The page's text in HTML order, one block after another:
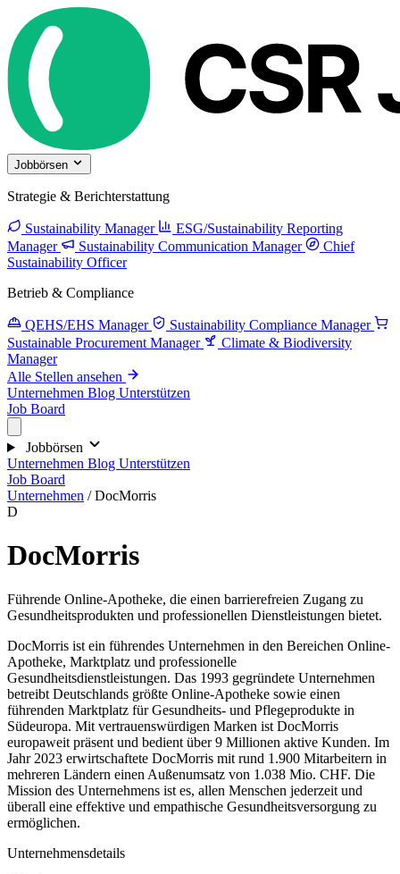
Jobbörsen
Strategie & Berichterstattung
Sustainability Manager
ESG/Sustainability Reporting
Manager
Sustainability Communication Manager
Chief
Sustainability Officer
Betrieb & Compliance
QEHS/EHS Manager
Sustainability Compliance Manager
Sustainable Procurement Manager
Climate & Biodiversity
Manager
Alle Stellen ansehen
Unternehmen Blog Unterstützen
Job Board
Jobbörsen
Unternehmen Blog Unterstützen
Job Board
Unternehmen / DocMorris
D
DocMorris
Führende Online-Apotheke, die einen barrierefreien Zugang zu
Gesundheitsprodukten und professionellen Dienstleistungen bietet.
DocMorris ist ein führendes Unternehmen in den Bereichen Online-
Apotheke, Marktplatz und professionelle
Gesundheitsdienstleistungen. Das 1993 gegründete Unternehmen
betreibt Deutschlands größte Online-Apotheke sowie einen
führenden Marktplatz für Gesundheits- und Pflegeprodukte in
Südeuropa. Mit vertrauenswürdigen Marken ist DocMorris
europaweit präsent und bedient über 9 Millionen aktive Kunden. Im
Jahr 2023 erwirtschaftete DocMorris mit rund 1.900 Mitarbeitern in
mehreren Ländern einen Außenumsatz von 1.038 Mio. CHF. Die
Mission des Unternehmens ist es, allen Menschen jederzeit und
überall eine effektive und empathische Gesundheitsversorgung zu
ermöglichen.
Unternehmensdetails